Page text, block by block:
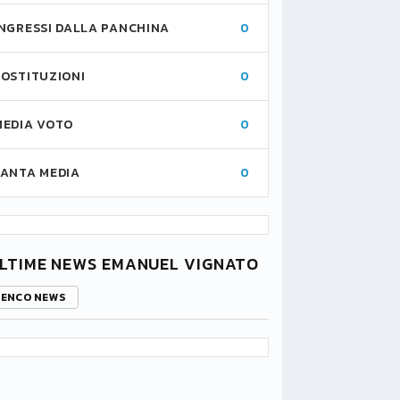
DALLA PANCHINA 0
0
VOTO 0
MEDIA 0
NEWS EMANUEL VIGNATO
NEWS